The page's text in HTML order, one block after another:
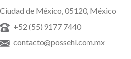
Ciudad de México, 05120, México
+52 (55) 9177 7440
contacto@possehl.com.mx